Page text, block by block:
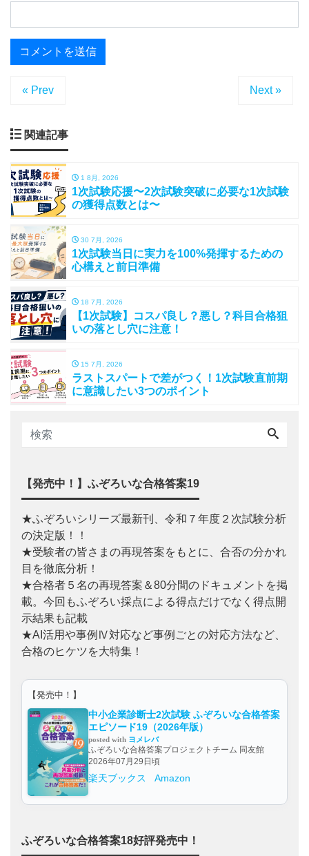
« Prev Next »
関連記事
1 8月, 2026
1次試験応援〜2次試験突破に必要な1次試験
の獲得点数とは〜
30 7月, 2026
1次試験当日に実力を100%発揮するための
心構えと前日準備
18 7月, 2026
【1次試験】コスパ良し？悪し？科目合格狙
いの落とし穴に注意！
15 7月, 2026
ラストスパートで差がつく！1次試験直前期
に意識したい3つのポイント
【発売中！】ふぞろいな合格答案19
★ふぞろいシリーズ最新刊、令和７年度２次試験分析
の決定版！！
★受験者の皆さまの再現答案をもとに、合否の分かれ
目を徹底分析！
★合格者５名の再現答案＆80分間のドキュメントを掲
載。今回もふぞろい採点による得点だけでなく得点開
示結果も記載
★AI活用や事例Ⅳ対応など事例ごとの対応方法など、
合格のヒケツを大特集！
【発売中！】
中小企業診断士2次試験 ふぞろいな合格答案
エピソード19（2026年版）
posted with ヨメレバ
ふぞろいな合格答案プロジェクトチーム 同友館
2026年07月29日頃
楽天ブックス Amazon
ふぞろいな合格答案18好評発売中！